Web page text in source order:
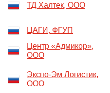
ТД Халтек, ООО
ЦАГИ, ФГУП
Центр «Адмикор»,
ООО
Экспо-Эм Логистик,
ООО